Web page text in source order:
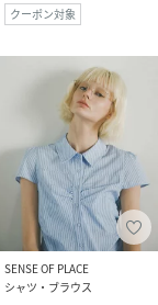
クーポン対象
SENSE OF PLACE
シャツ・ブラウス